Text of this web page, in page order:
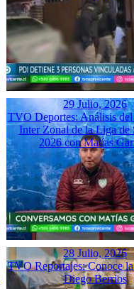
29 Julio, 2026
TVO Deportes: Análisis del
Inter Zonal de la Liga de
2026 con Matías
28 Julio, 2026
TVO Reportajes: Conoce
Diego Berrios